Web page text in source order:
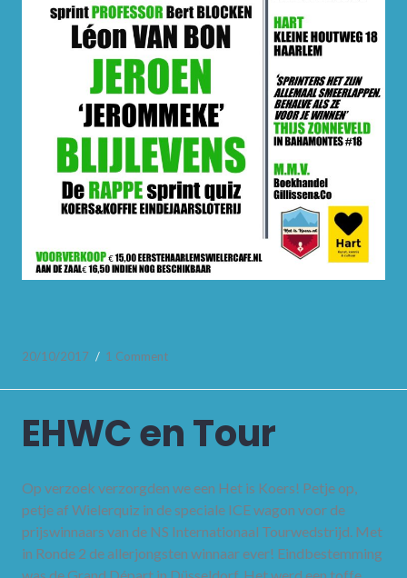
20/10/2017 1 Comment
EHWC en Tour
Op verzoek verzorgden we een Het is Koers! Petje op,
petje af Wielerquiz in de speciale ICE wagon voor de
prijswinnaars van de NS Internationaal Tourwedstrijd. Met
in Ronde 2 de allerjongsten winnaar ever! Eindbestemming